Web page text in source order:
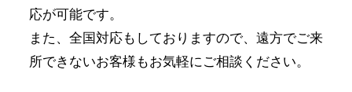
応が可能です。
また、全国対応もしておりますので、遠方でご来
所できないお客様もお気軽にご相談ください。